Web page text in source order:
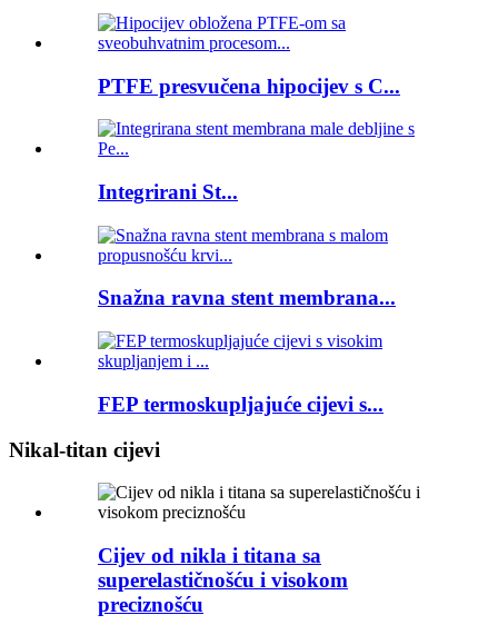
PTFE presvučena hipocijev s C...
Integrirani St...
Snažna ravna stent membrana...
FEP termoskupljajuće cijevi s...
Nikal-titan cijevi
Cijev od nikla i titana sa
superelastičnošću i visokom
preciznošću